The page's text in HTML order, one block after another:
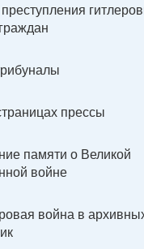
прессы
памяти о Великой
войне
война в